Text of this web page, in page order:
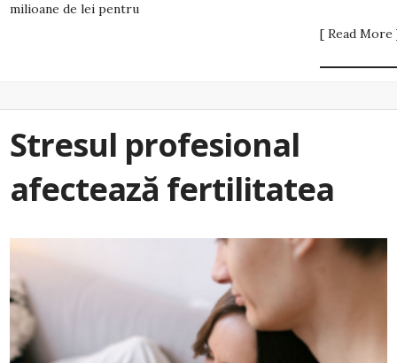
milioane de lei pentru
[ Read More
Stresul profesional
afectează fertilitatea